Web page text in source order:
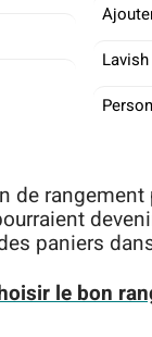
de
paniers
le bon